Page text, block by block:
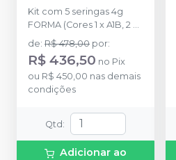
Kit com 5 seringas 4g
FORMA (Cores 1 x A1B, 2 x
A2B, 1 x A3B, 1 x A3,5B)
de: R$ 478,00 por:
R$ 436,50 no Pix
ou R$ 450,00 nas demais
condições
Qtd:
Adicionar ao